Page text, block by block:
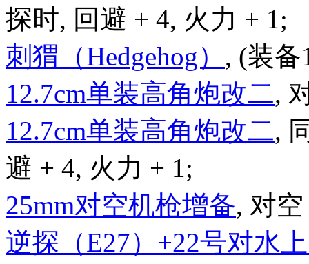
探时, 回避 + 4, 火力 + 1;
刺猬（Hedgehog） , (装备
12.7cm单装高角炮改二,
12.7cm单装高角炮改二,
避 + 4, 火力 + 1;
25mm对空机枪增备, 对
逆探（E27）+22号对水